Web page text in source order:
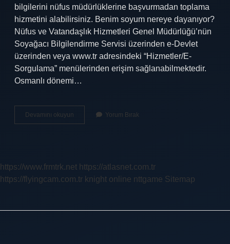
bilgilerini nüfus müdürlüklerine başvurmadan toplama
hizmetini alabilirsiniz. Benim soyum nereye dayanıyor?
Nüfus ve Vatandaşlık Hizmetleri Genel Müdürlüğü’nün
Soyağacı Bilgilendirme Servisi üzerinden e-Devlet
üzerinden veya www.tr adresindeki “Hizmetler/E-
Sorgulama” menülerinden erişim sağlanabilmektedir.
Osmanlı dönemi…
Devamını okuyun
Ağacı
Yorum Bırak
https://www.frmtrk.net https://atlasnet.com.tr
https://flyingcam.com.tr knight online nttgame Sitemap